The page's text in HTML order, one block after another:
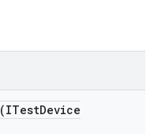
(ITestDevice